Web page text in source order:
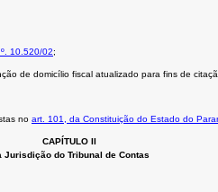
10.520/02;
de domicílio fiscal atualizado para fins de
no art. 101, da Constituição do Estado do
CAPÍTULO II
Jurisdição do Tribunal de Contas